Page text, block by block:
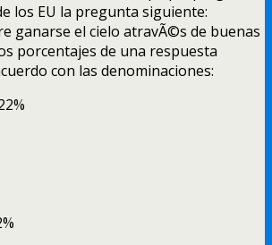
los EU la pregunta siguiente:
ganarse el cielo atravÃ©s de buenas
porcentajes de una respuesta
con las denominaciones: